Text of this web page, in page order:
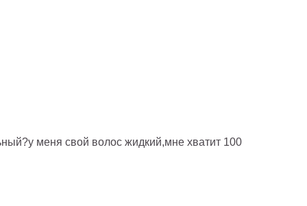
меня свой волос жидкий,мне хватит 100